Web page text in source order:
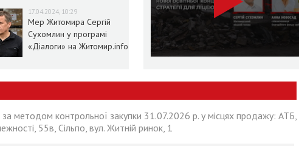
17.04.2024, 10:29
Мер Житомира Сергій
Сухомлин у програмі
«Діалоги» на Житомир.info
за методом контрольної закупки 31.07.2026 р. у місцях продажу: АТБ,
55в, Сільпо, вул. Житній ринок, 1